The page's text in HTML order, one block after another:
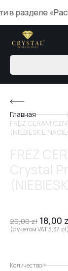
Главная
FREZ
(NIEBIESKIE
20,00zł 18,00
(с учетом VAT3,37 zł)
Количество: